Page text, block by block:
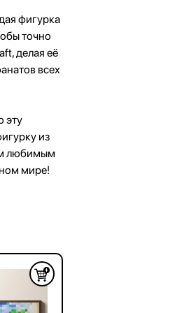
фигурка
точно
делая её
всех
эту
из
любимым
мире!